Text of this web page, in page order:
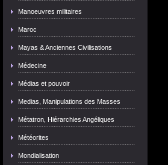
Manoeuvres militaires
Maroc
Mayas & Anciennes Civilisations
Médecine
Médias et pouvoir
Medias, Manipulations des Masses
Métatron, Hiérarchies Angéliques
Météorites
Mondialisation